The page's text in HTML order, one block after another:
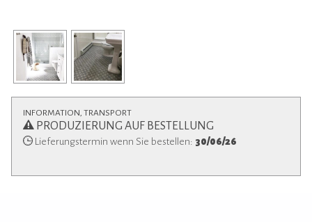
INFORMATION, TRANSPORT
PRODUZIERUNG AUF BESTELLUNG
Lieferungstermin wenn Sie bestellen: 30/06/26